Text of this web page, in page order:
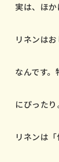
実は、ほ
リネンは
なんです
にぴったり
リネンは